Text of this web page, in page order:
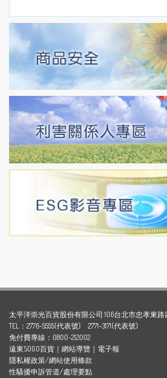
太平洋崇光百貨股份有限公司 106台北市忠孝東路
TEL：2776-5555(代表號) 2771-3171(代表號)
免付費專線：0800-212002
遠東SOGO百貨 ｜ 網站導覽 ｜ 電子報
隱私權政策/網站使用條款
性騷擾申訴管道/處理要點